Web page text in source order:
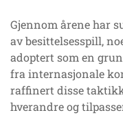
Gjennom årene har
av besittelsesspill,
adoptert som en
fra internasjonale
raffinert disse
hverandre og